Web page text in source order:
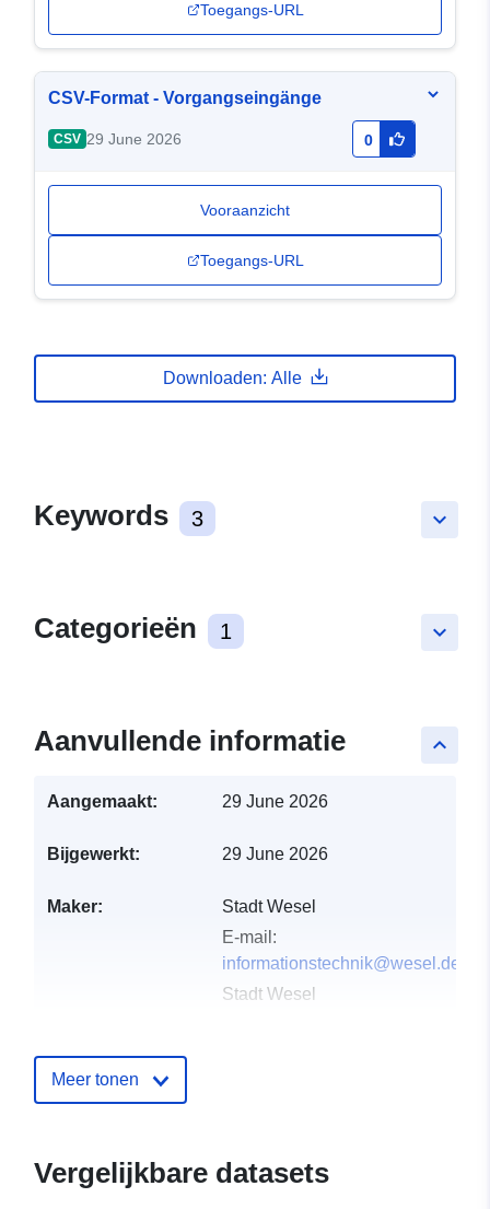
Toegangs-URL
CSV-Format - Vorgangseingänge
CSV 29 June 2026 0
Vooraanzicht
Toegangs-URL
Downloaden: Alle
keyboard_arrow_down
Keywords 3
keyboard_arrow_down
Categorieën 1
keyboard_arrow_up
Aanvullende informatie
Aangemaakt: 29 June 2026
Bijgewerkt: 29 June 2026
Maker:
Stadt Wesel
E-mail:
informationstechnik@wesel.de
Stadt Wesel
Uitgever:
Contactpunt:
Team Bauordnung und
Meer tonen
Vergelijkbare datasets